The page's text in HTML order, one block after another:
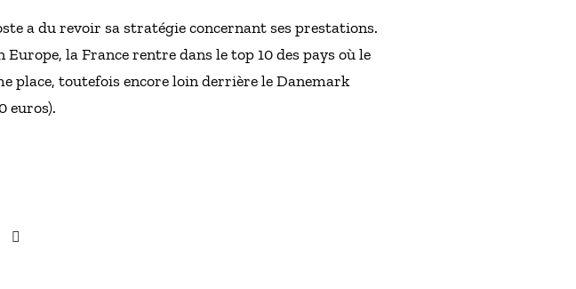
a du revoir sa stratégie concernant ses prestations.
la France rentre dans le top 10 des pays où le
place, toutefois encore loin derrière le Danemark
euros).